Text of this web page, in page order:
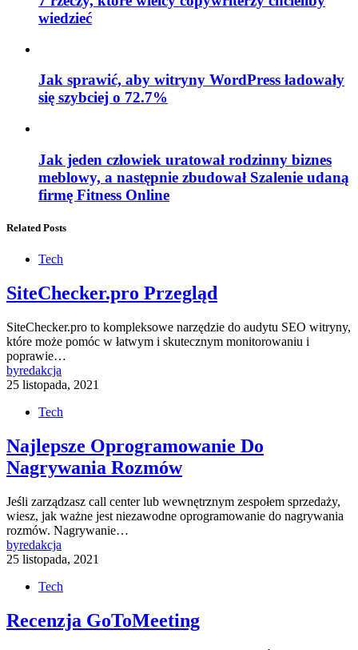
wiedzieć
Jak sprawić, aby witryny WordPress ładowały
się szybciej o 72.7%
Jak jeden człowiek uratował rodzinny biznes
meblowy, a następnie zbudował Szalenie udaną
firmę Fitness Online
Related Posts
Tech
SiteChecker.pro Przegląd
SiteChecker.pro to kompleksowe narzędzie do audytu SEO witryny,
które może pomóc w łatwym i skutecznym monitorowaniu i
poprawie…
byredakcja
25 listopada, 2021
Tech
Najlepsze Oprogramowanie Do
Nagrywania Rozmów
Jeśli zarządzasz call center lub wewnętrznym zespołem sprzedaży,
wiesz, jak ważne jest niezawodne oprogramowanie do nagrywania
rozmów. Nagrywanie…
byredakcja
25 listopada, 2021
Tech
Recenzja GoToMeeting